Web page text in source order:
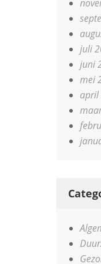
juli
juni
mei
april